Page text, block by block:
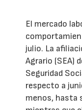
El mercado
julio. La
Agrario (SEA)
Seguridad
respecto a
menos, hasta